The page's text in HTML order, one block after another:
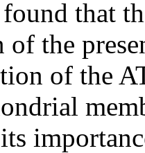
that
the
of the